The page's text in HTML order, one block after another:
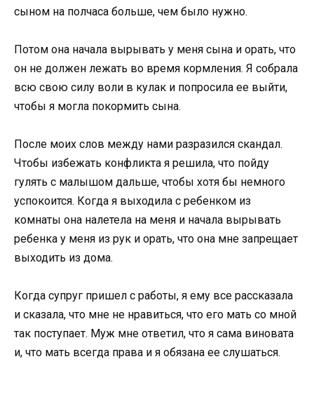
сыном на полчаса больше, чем было нужно.
Потом она начала вырывать у меня сына и орать, что
он не должен лежать во время кормления. Я собрала
всю свою силу воли в кулак и попросила ее выйти,
чтобы я могла покормить сына.
После моих слов между нами разразился скандал.
Чтобы избежать конфликта я решила, что пойду
гулять с малышом дальше, чтобы хотя бы немного
успокоится. Когда я выходила с ребенком из
комнаты она налетела на меня и начала вырывать
ребенка у меня из рук и орать, что она мне запрещает
выходить из дома.
Когда супруг пришел с работы, я ему все рассказала
и сказала, что мне не нравиться, что его мать со мной
так поступает. Муж мне ответил, что я сама виновата
и, что мать всегда права и я обязана ее слушаться.